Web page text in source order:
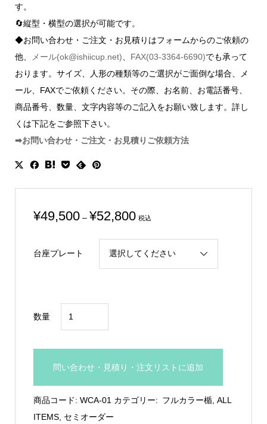
す。
🔄縦型・横型の選択が可能です。
◆お問い合わせ・ご注文・お見積りはフォームからのご依頼の
他、
メール(ok@ishiicup.net) FAX(03-3364-6690)でも承って
おります。サイズ、人形の種類等のご選択がご面倒な場合、メ
ール、FAXでご依頼ください。その際、お名前、お電話番号、
商品番号、数量、文字内容等のご記入をお願い致します。詳し
くは下記をご参照下さい。
➡お問い合わせ・ご注文・お見積りご依頼方法
¥49,500 – ¥52,800価
¥49,500
税込
台座プレート
数量
リ
問い合わせ・見積り・注文リストに追加
商品コード: WCA-01 カテゴリー: フルカラー楯, ALL
ITEMS, セミオーダー